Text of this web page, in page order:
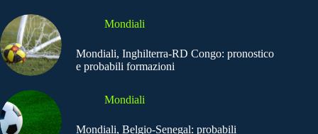
Mondiali
Mondiali, Inghilterra-RD Congo: pronostico
e probabili formazioni
Mondiali
Mondiali, Belgio-Senegal: probabili